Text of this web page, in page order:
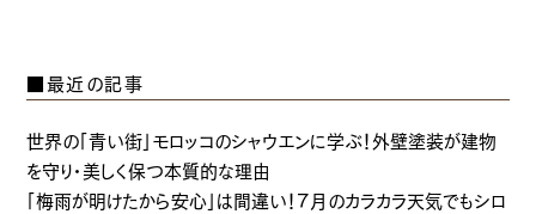
■最近の記事
世界の「青い街」モロッコのシャウエンに学ぶ！外壁塗装が建物
を守り・美しく保つ本質的な理由
「梅雨が明けたから安心」は間違い！7月のカラカラ天気でもシロ